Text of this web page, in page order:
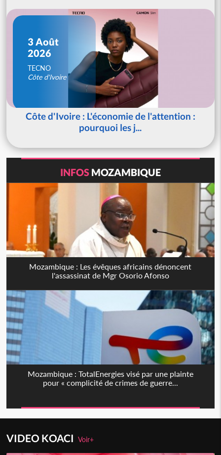
3 Août
2026
TECNO
Côte d'Ivoire
Côte d'Ivoire : L'économie de l'attention :
pourquoi les j...
INFOS MOZAMBIQUE
Mozambique : Les évêques africains dénoncent
l'assassinat de Mgr Osorio Afonso
Mozambique : TotalEnergies visé par une plainte
pour « complicité de crimes de guerre...
VIDEO KOACIVoir+